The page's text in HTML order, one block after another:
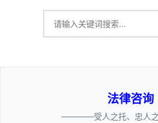
法律咨询
————受人之托、忠